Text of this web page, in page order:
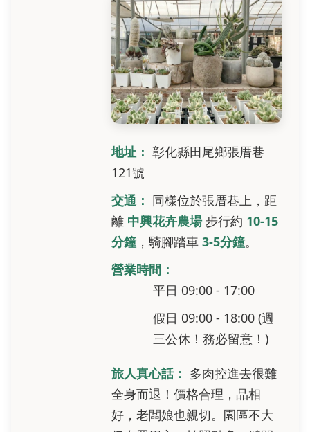
地址： 彰化縣田尾鄉張厝巷
121號
交通： 同樣位於張厝巷上，距
離 中興花卉農場步行約 10-15
分鐘，騎腳踏車 3-5分鐘。
營業時間：
平日 09:00 - 17:00
假日 09:00 - 18:00 (週
三公休！務必留意！)
旅人真心話： 多肉控進去很難
全身而退！價格合理，品相
好，老闆娘也親切。園區不大